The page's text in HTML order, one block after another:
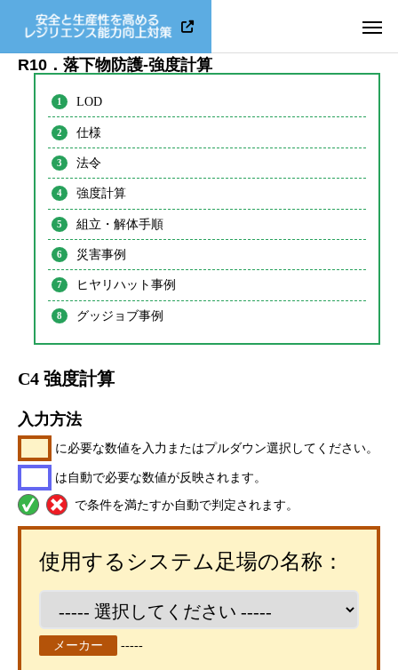
R10．落下物防護-強度計算
LOD
仕様
法令
強度計算
組立・解体手順
災害事例
ヒヤリハット事例
グッジョブ事例
C4 強度計算
入力方法
に必要な数値を入力またはプルダウン選択してください。
は自動で必要な数値が反映されます。
で条件を満たすか自動で判定されます。
使用するシステム足場の名称：
メーカー -----